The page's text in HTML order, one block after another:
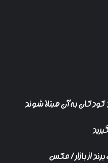
به آن مبتلا شوند
از بازار/ عکس